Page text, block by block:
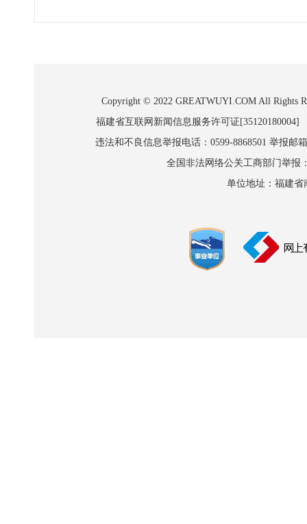
Copyright © 2022 GREATWUYI.COM All Rights
福建省互联网新闻信息服务许可证
违法和不良信息举报电话：0599-8868501 举报邮
全国非法网络公关工商部门举报
单位地址：福建省